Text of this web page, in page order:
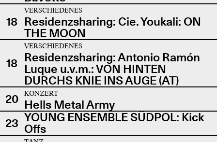
18
VERSCHIEDENES
Residenzsharing: Cie. Youkali: ON
THE MOON
18
VERSCHIEDENES
Residenzsharing: Antonio Ramón
Luque u.v.m.: VON HINTEN
DURCHS KNIE INS AUGE (AT)
20
KONZERT
Hells Metal Army
23 YOUNG ENSEMBLE SÜDPOL: Kick
Offs